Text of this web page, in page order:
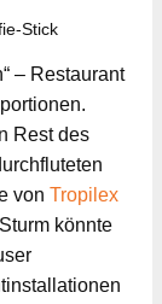
Stick
– Restaurant
Rest des
von Tropilex
könnte